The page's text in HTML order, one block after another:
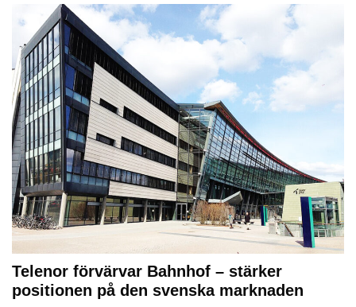
Telenor förvärvar Bahnhof – stärker
positionen på den svenska marknaden